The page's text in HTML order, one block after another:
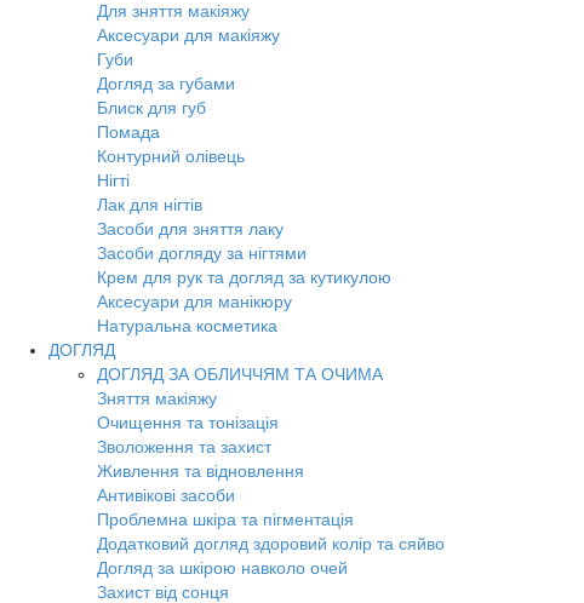
Для зняття макіяжу
Аксесуари для макіяжу
Губи
Догляд за губами
Блиск для губ
Помада
Контурний олівець
Нігті
Лак для нігтів
Засоби для зняття лаку
Засоби догляду за нігтями
Крем для рук та догляд за кутикулою
Аксесуари для манікюру
Натуральна косметика
ДОГЛЯД
ДОГЛЯД ЗА ОБЛИЧЧЯМ ТА ОЧИМА
Зняття макіяжу
Очищення та тонізація
Зволоження та захист
Живлення та відновлення
Антивікові засоби
Проблемна шкіра та пігментація
Додатковий догляд здоровий колір та сяйво
Догляд за шкірою навколо очей
Захист від сонця